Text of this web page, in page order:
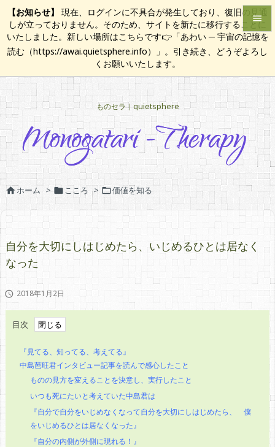
【お知らせ】
現在、ログインに不具合が発生しており、復旧の見通
しが立っておりません。そのため、サイトを新たに移行することに
いたしました。新しい場所はこちらです👉「あわい ─ 宇宙の記憶を
読む（https://awai.quietsphere.info）」。引き続き、どうぞよろし
くお願いいたします。
ものセラ｜quietsphere


メニュ

サイド


次へ

検索
ホーム > こころ > 価値を知る
自分を大切にしはじめたら、いじめるひとは居なく
なった
 2018年1月2日
目次
『見てる、知ってる、考えてる』
中島芭旺君インタビュー記事を読んで感心したこと
ものの見方を変えることを決意し、実行したこと
いつも死にたいと考えていた中島君は
『自分で自分をいじめなくなって自分を大切にしはじめたら、 僕
をいじめるひとは居なくなった』
『自分の内側が外側に現れる！』